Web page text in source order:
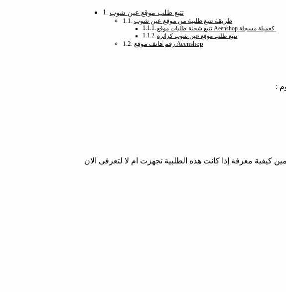
تتبع طلب موقع عين شوب
طريقة تتبع طلبية من موقع عين شوب
تتبع طلب موقع عين شوب كزائرة
رقم هاتف موقع Aeenshop
:
كيفية معرفة إذا كانت هذه الطلبية تجهزت ام لا لتعرفى الان